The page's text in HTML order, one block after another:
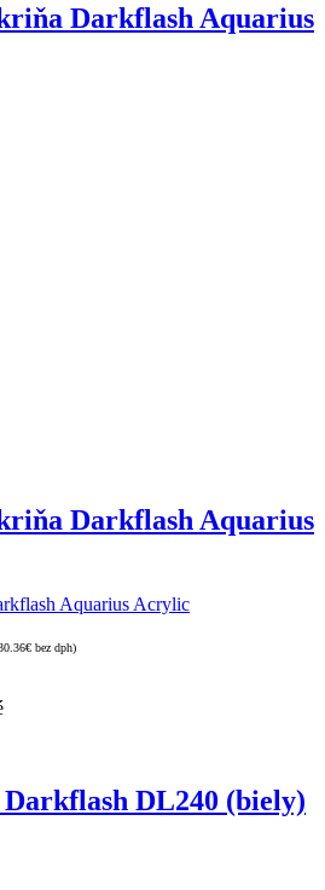
Darkflash Aquarius
Darkflash Aquarius
Aquarius Acrylic
€ bez dph)
DL240 (biely)